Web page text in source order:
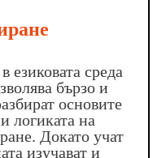
езиковата среда
бързо и
основите
логиката на
Докато учат
изучават и